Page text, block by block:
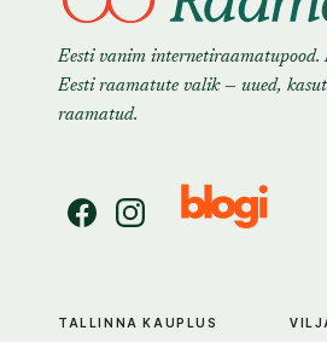
Eesti vanim
Eesti raamatute valik — uued,
raamatud.
TALLINNA KAUPLUS